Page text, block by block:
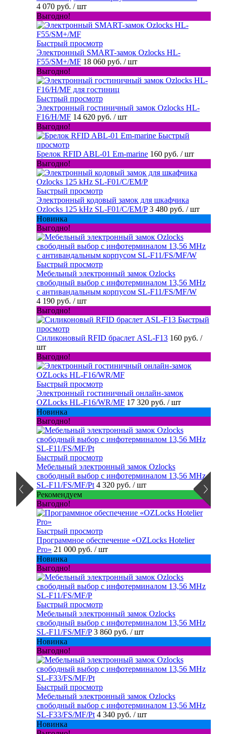
4 070 руб. / шт
Выгодно!
Быстрый просмотр
Электронный SMART-замок Ozlocks HL-
F55/SM+/MF 18 060 руб. / шт
Выгодно!
Быстрый просмотр
Электронный гостиничный замок Ozlocks HL-
F16/H/MF 14 620 руб. / шт
Выгодно!
Быстрый
просмотр
Брелок RFID ABL-01 Em-marine 160 руб. / шт
Выгодно!
Быстрый просмотр
Электронный кодовый замок для шкафчика
Ozlocks 125 kHz SL-F01/C/EM/P 3 480 руб. / шт
Новинка
Выгодно!
Быстрый просмотр
Мебельный электронный замок Ozlocks
свободный выбор с инфотерминалом 13,56 MHz
с антивандальным корпусом SL-F11/FS/MF/W
4 190 руб. / шт
Выгодно!
Быстрый
просмотр
Силиконовый RFID браслет ASL-F13 160 руб. /
шт
Выгодно!
Быстрый просмотр
Электронный гостиничный онлайн-замок
OZLocks HL-F16/WR/MF 17 320 руб. / шт
Новинка
Выгодно!
Быстрый просмотр
Мебельный электронный замок Ozlocks
свободный выбор с инфотерминалом 13,56 MHz
SL-F11/FS/MF/Pt 4 320 руб. / шт
Рекомендуем
Выгодно!
Быстрый просмотр
Программное обеспечение «OZLocks Hotelier
Pro» 21 000 руб. / шт
Новинка
Выгодно!
Быстрый просмотр
Мебельный электронный замок Ozlocks
свободный выбор с инфотерминалом 13,56 MHz
SL-F11/FS/MF/P 3 860 руб. / шт
Новинка
Выгодно!
Быстрый просмотр
Мебельный электронный замок Ozlocks
свободный выбор с инфотерминалом 13,56 MHz
SL-F33/FS/MF/Pt 4 340 руб. / шт
Новинка